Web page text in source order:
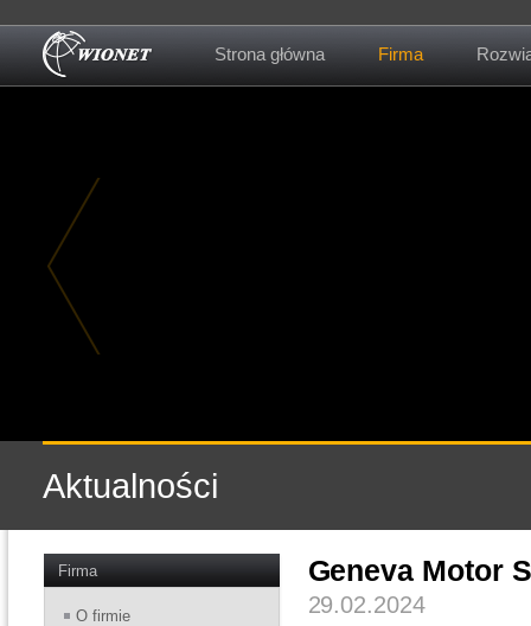
Strona główna Firma
Aktualności
Geneva Motor
29.02.2024
Firma
O firmie